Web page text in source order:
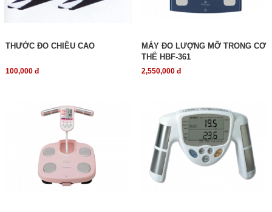
THƯỚC ĐO CHIỀU CAO
100,000 đ
MÁY ĐO LƯỢNG MỠ TRONG CƠ
THỂ HBF-361
2,550,000 đ